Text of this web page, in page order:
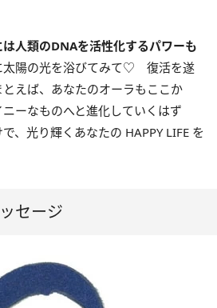
人類のDNAを活性化するパワーも
太陽の光を浴びてみて♡ 復活を遂
えば、あなたのオーラもここか
ーなものへと進化していくはず
、光り輝くあなたの HAPPY LIFE を
セージ